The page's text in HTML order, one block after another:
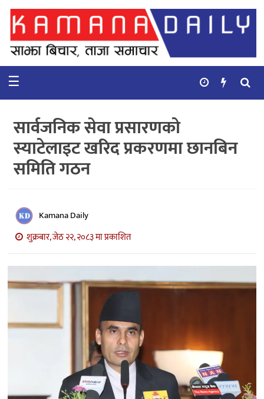
गृहपृष्ठ
समाचार
कुटनिती
कुराकानी
अर्थ
र
भिडियो
सिफारिस
☰
सार्वजनिक सेवा प्रसारणको
स्याटेलाइट खरिद प्रकरणमा छानबिन
समिति गठन
Kamana Daily
शुक्रबार, जेठ २२, २०८३ मा प्रकाशित